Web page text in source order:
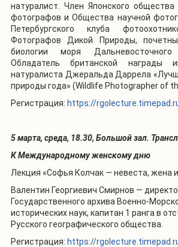
натуралист. Член Японского
фотографов и Общества научной
Петербургского клуба
Фотографов Дикой Природы,
биологии моря
Обладатель британской награды
натуралиста Джеральда Даррелa
природы года» (Wildlife Photographer of
Регистрация: https://
5 марта, среда, 18.30, Большой зал.
К Международному женскому дню
Лекция «Софья Колчак — невеста, жена
Валентин Георгиевич Смирнов —
Государственного архива Военно-
исторических наук, капитан 1 ранга в
Русского географического общества.
Регистрация: https://